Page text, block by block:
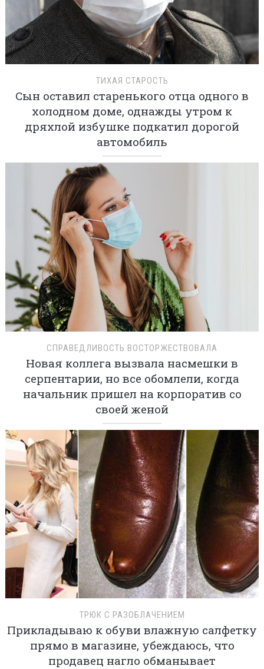
ТИХАЯ СТАРОСТЬ
Сын оставил старенького отца одного в
холодном доме, однажды утром к
дряхлой избушке подкатил дорогой
автомобиль
СПРАВЕДЛИВОСТЬ ВОСТОРЖЕСТВОВАЛА
Новая коллега вызвала насмешки в
серпентарии, но все обомлели, когда
начальник пришел на корпоратив со
своей женой
ТРЮК С РАЗОБЛАЧЕНИЕМ
Прикладываю к обуви влажную салфетку
прямо в магазине, убеждаюсь, что
продавец нагло обманывает